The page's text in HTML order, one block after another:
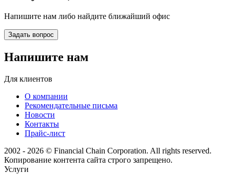
Напишите нам либо найдите ближайший офис
Задать вопрос
Напишите нам
Для клиентов
О компании
Рекомендательные письма
Новости
Контакты
Прайс-лист
2002 - 2026 © Financial Chain Corporation. All rights reserved.
Копирование контента сайта строго запрещено.
Услуги